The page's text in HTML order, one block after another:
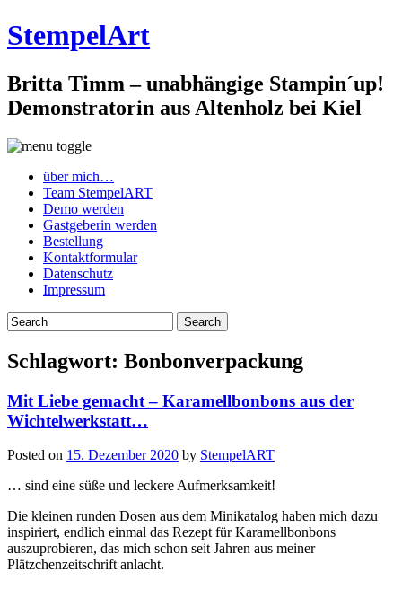
StempelArt
Britta Timm – unabhängige Stampin´up!
Demonstratorin aus Altenholz bei Kiel
über mich…
Team StempelART
Demo werden
Gastgeberin werden
Bestellung
Kontaktformular
Datenschutz
Impressum
Schlagwort: Bonbonverpackung
Mit Liebe gemacht – Karamellbonbons aus der
Wichtelwerkstatt…
Posted on 15. Dezember 2020 by StempelART
… sind eine süße und leckere Aufmerksamkeit!
Die kleinen runden Dosen aus dem Minikatalog haben mich dazu
inspiriert, endlich einmal das Rezept für Karamellbonbons
auszuprobieren, das mich schon seit Jahren aus meiner
Plätzchenzeitschrift anlacht.